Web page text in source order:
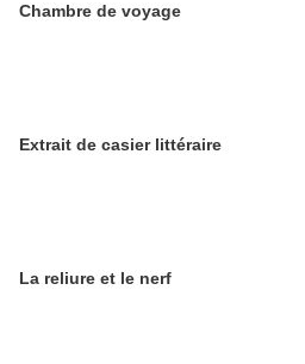
Chambre de voyage
Extrait de casier littéraire
La reliure et le nerf